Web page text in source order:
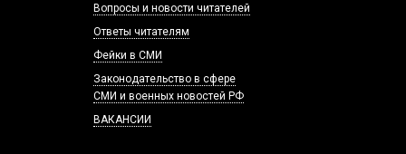
Вопросы и новости читателей
Ответы читателям
Фейки в СМИ
Законодательство в сфере
СМИ и военных новостей РФ
ВАКАНСИИ